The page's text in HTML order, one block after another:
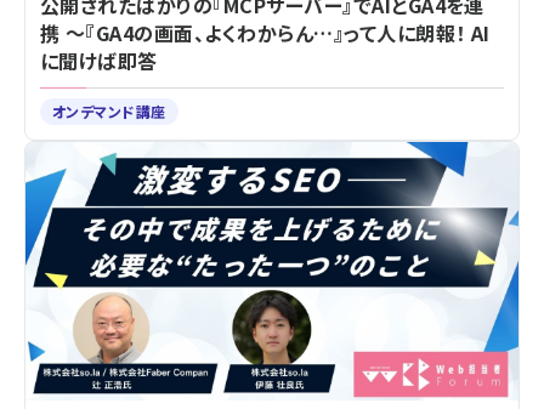
携 ～『GA4の画面、よくわからん…』って人に朗報！ AI
に聞けば即答
オンデマンド講座